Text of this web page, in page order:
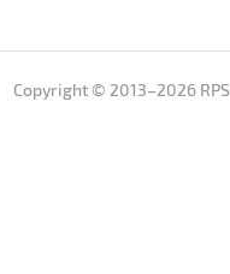
Copyright © 2013–2026 RPS